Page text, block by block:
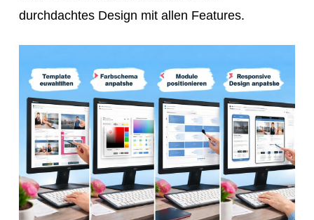
durchdachtes Design mit allen Features.